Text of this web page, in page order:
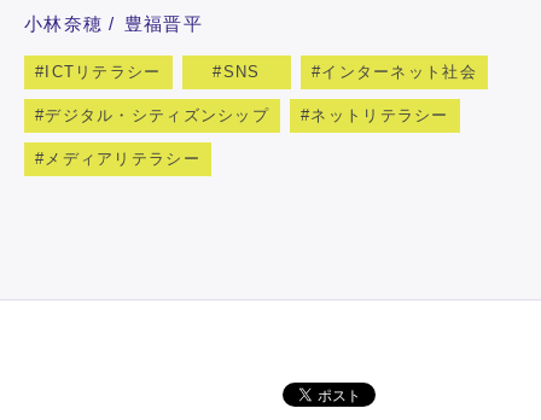
小林奈穂 豊福晋平
ICTリテラシー SNS インターネット社会
デジタル・シティズンシップ ネットリテラシー
メディアリテラシー